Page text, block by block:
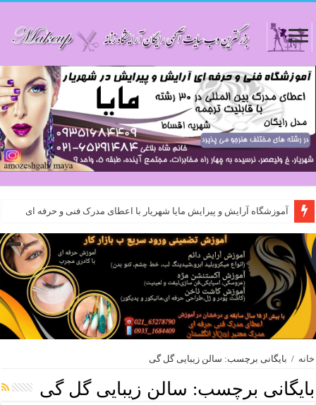
آموزشگاه آرایش و پیرایش مایا شهریار با اعطای مدرک فنی و حرفه ای
خانه / بایگانی برچسب: سالن زیبایی گل گی
بایگانی برچسب: سالن زیبایی گل گی